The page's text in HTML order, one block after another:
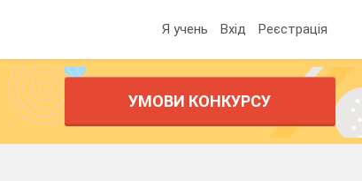
Я учень Вхід Реєстрація
УМОВИ КОНКУРСУ